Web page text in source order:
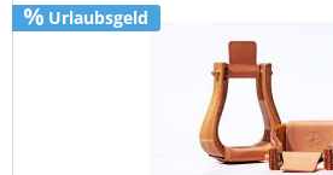
Urlaubsgeld